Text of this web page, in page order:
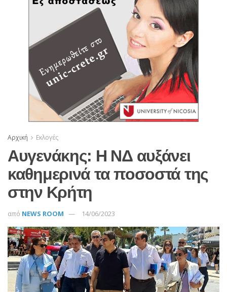
Αρχική Εκλογές
Αυγενάκης: Η ΝΔ αυξάνει
καθημερινά τα ποσοστά της
στην Κρήτη
από NEWS ROOM 14/06/2023